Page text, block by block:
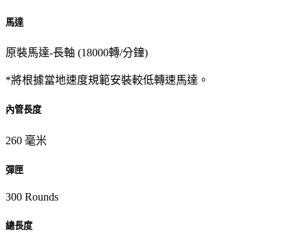
馬達
原裝馬達-長軸 (18000轉/分鐘)
*將根據當地速度規範安裝較低轉速馬達。
內管長度
260 毫米
彈匣
300 Rounds
總長度